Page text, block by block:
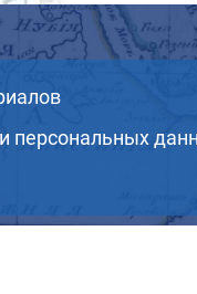
персональных